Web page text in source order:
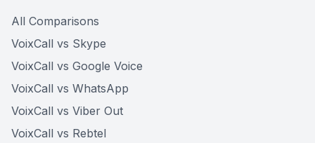
All Comparisons
VoixCall vs Skype
VoixCall vs Google Voice
VoixCall vs WhatsApp
VoixCall vs Viber Out
VoixCall vs Rebtel